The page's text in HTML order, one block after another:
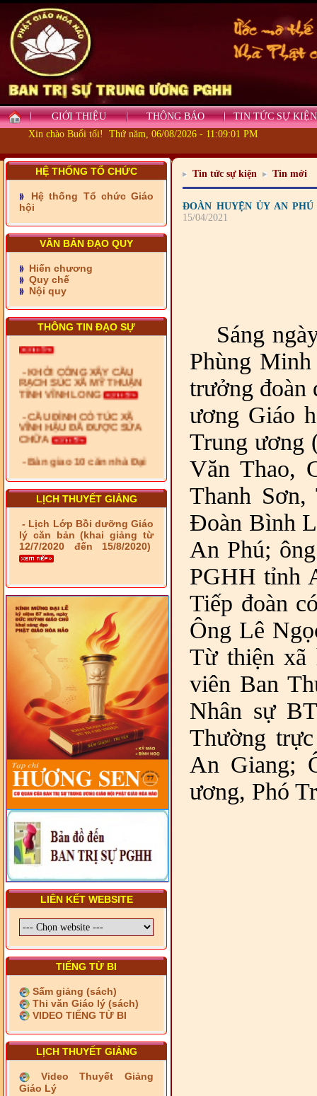
GIỚI THIỆU THÔNG BÁO
TIN TỨC SỰ KIỆN
Xin chào Buổi tối! Thứ năm, 06/08/2026 - 11:09:02 PM
HỆ THỐNG TỔ CHỨC
Hệ thống Tổ chức Giáo
hội
VĂN BẢN ĐẠO QUY
Hiến chương
Quy chế
Nội quy
THÔNG TIN ĐẠO SỰ
- Những tấm lòng thiện
nguyện vùng biên
- BAN TRỊ SỰ XÃ ĐẠI
PHƯỚC TỈNH ĐỒNG NAI
TIẾP SỨC ĐẾN TRƯỜNG
- Xã Châu Phú khánh
thành cầu Kênh 7 - Nam
kênh Quốc Gia
căn nhà Đại đoàn kết
- KHỞI CÔNG XÂY CẦU
RẠCH SÚC XÃ MỸ THUẬN
TỈNH VĨNH LONG
- CẦU ĐÌNH CỎ TÚC XÃ
VĨNH HẬU ĐÃ ĐƯỢC SỬA
CHỮA
- Bàn giao 10 căn nhà Đại
đoàn kết cho hộ có hoàn
cảnh khó khăn tại xã Tây
- LỄ RA QUÂN DẬM VÁ,
SỬA CHỮA LỘ GIAO
PHÚ THỌ)
- LỚP TẬP HUẤN LỊCH SỬ,
PHÁP LUẬT VIỆT NAM VÀ
PGHH NHIỆM KỲ VI (2024-
2029) CHO TRỊ SỰ VIÊN
TRUNG ƯƠNG, BAN ĐẠI
DIỆN TỈNH VÀ GIÁO LÝ
VIÊN - CHUYÊN ĐỀ: NHỮNG
VẤN ĐỀ CHUNG VỀ PHÁP
LUẬT VÀ HỆ THỐNG PHÁP
LUẬT VIỆT NAM
- LỚP TẬP HUẤN LỊCH SỬ,
PHÁP LUẬT VIỆT NAM VÀ
HIẾN CHƯƠNG GIÁO HỘI
PGHH NHIỆM KỲ VI (2024-
2029) CHO TRỊ SỰ VIÊN
TRUNG ƯƠNG, BAN ĐẠI
DIỆN TỈNH VÀ GIÁO LÝ
VIÊN - CHUYÊN ĐỀ: SỰ RA
ĐỜI, BẢN CHẤT, CHỨC
NĂNG VÀ HÌNH THỨC CỦA
NƯỚC CHXHCN VIỆT NAM
LỊCH THUYẾT GIẢNG
- Lịch Lớp Bồi dưỡng Giáo
lý căn bản (khai giảng từ
12/7/2020 đến 15/8/2020)
LIÊN KẾT WEBSITE
TIẾNG TỪ BI
Sấm giảng (sách)
Thi văn Giáo lý (sách)
VIDEO TIẾNG TỪ BI
LỊCH THUYẾT GIẢNG
Video Thuyết Giảng
Giáo Lý
Tin tức sự kiện Tin mới
ĐOÀN HUYỆN ỦY AN
15/04/2021
Sáng
Phùng
trưởng đoàn
ương Giáo
Trung ương
Văn Thao,
Thanh
Đoàn Bình
An Phú;
PGHH tỉnh
Tiếp đoàn
Ông Lê
Từ thiện
viên Ban
Nhân sự
Thường
An Giang;
ương, Phó